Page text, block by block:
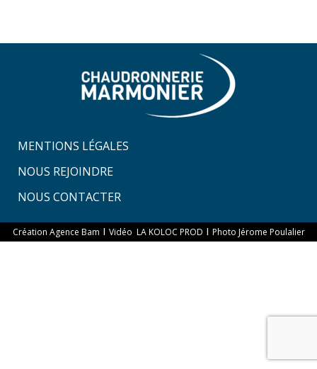
MENTIONS LÉGALES
NOUS REJOINDRE
NOUS CONTACTER
Création Agence Bam I Vidéo LA KOLOC PROD I Photo Jérome Poulalier